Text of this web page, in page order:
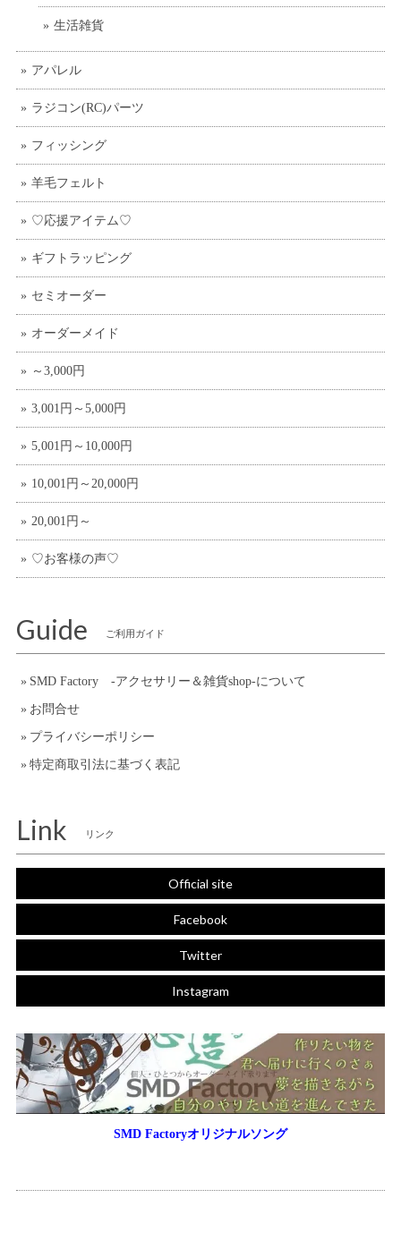
生活雑貨
アパレル
ラジコン(RC)パーツ
フィッシング
羊毛フェルト
♡応援アイテム♡
ギフトラッピング
セミオーダー
オーダーメイド
～3,000円
3,001円～5,000円
5,001円～10,000円
10,001円～20,000円
20,001円～
♡お客様の声♡
Guide ご利用ガイド
SMD Factory -アクセサリー＆雑貨shop-について
お問合せ
プライバシーポリシー
特定商取引法に基づく表記
Link リンク
Official site
Facebook
Twitter
Instagram
SMD Factoryオリジナルソング